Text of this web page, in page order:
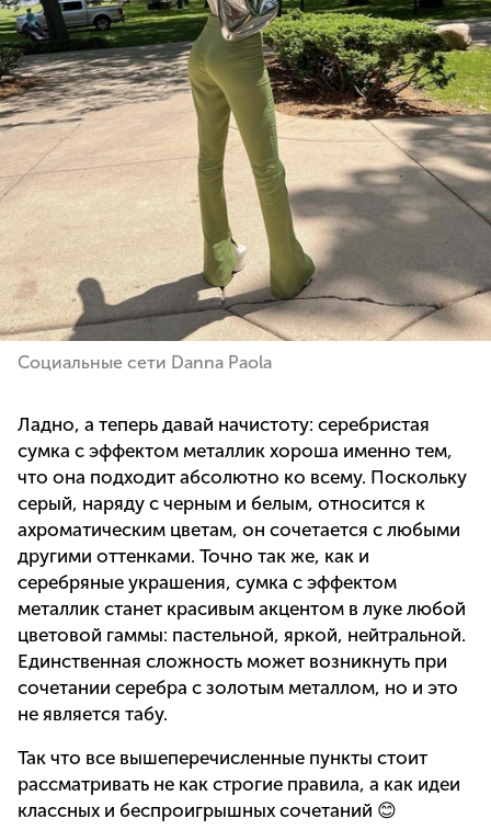
Социальные сети Danna Paola
Ладно, а теперь давай начистоту: серебристая
сумка с эффектом металлик хороша именно тем,
что она подходит абсолютно ко всему. Поскольку
серый, наряду с черным и белым, относится к
ахроматическим цветам, он сочетается с любыми
другими оттенками. Точно так же, как и
серебряные украшения, сумка с эффектом
металлик станет красивым акцентом в луке любой
цветовой гаммы: пастельной, яркой, нейтральной.
Единственная сложность может возникнуть при
сочетании серебра с золотым металлом, но и это
не является табу.
Так что все вышеперечисленные пункты стоит
рассматривать не как строгие правила, а как идеи
классных и беспроигрышных сочетаний 😊